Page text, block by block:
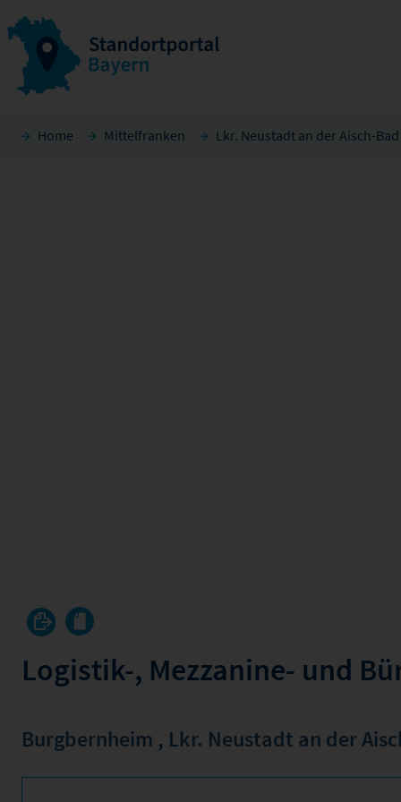
Home Mittelfranken Lkr. Neustadt an der Aisch-
Logistik-, Mezzanine- und
Burgbernheim , Lkr. Neustadt an der